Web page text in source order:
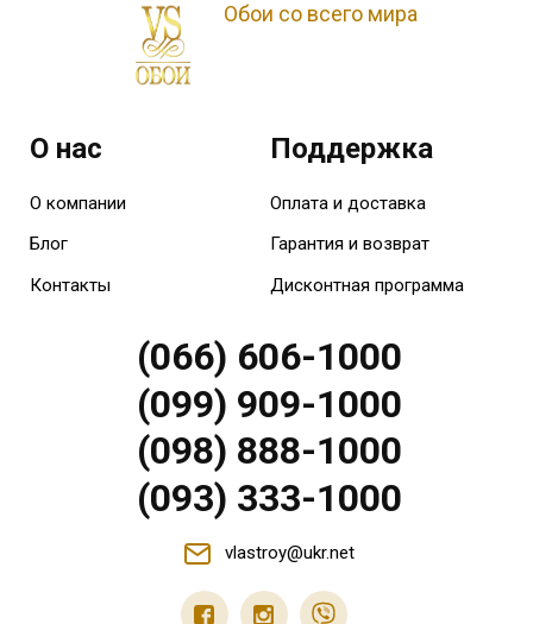
Обои со всего мира
О нас
О компании
Блог
Контакты
Поддержка
Оплата и доставка
Гарантия и возврат
Дисконтная программа
(066) 606-1000
(099) 909-1000
(098) 888-1000
(093) 333-1000
vlastroy@ukr.net